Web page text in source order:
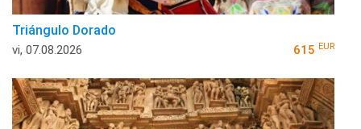
Triángulo Dorado
vi, 07.08.2026 615 EUR